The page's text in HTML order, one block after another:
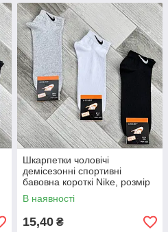
Шкарпетки чоловічі
демісезонні спортивні
бавовна короткі Nike, розмір
41-45, асорті, 05056
В наявності
15,40 ₴